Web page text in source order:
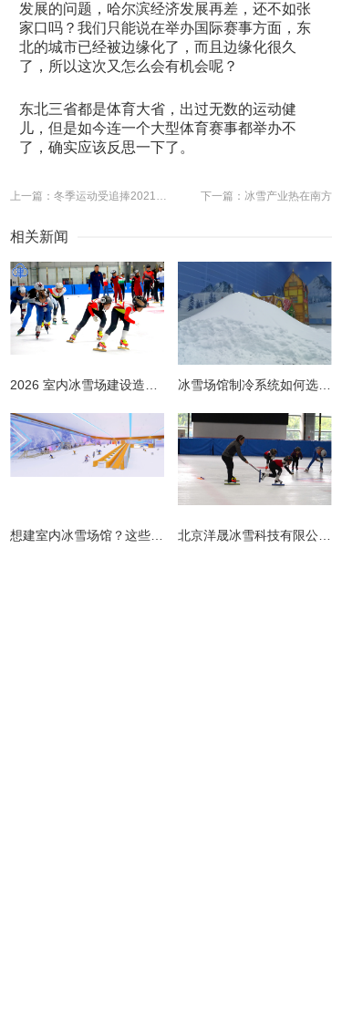
发展的问题，哈尔滨经济发展再差，还不如张
家口吗？我们只能说在举办国际赛事方面，东
北的城市已经被边缘化了，而且边缘化很久
了，所以这次又怎么会有机会呢？
东北三省都是体育大省，出过无数的运动健
儿，但是如今连一个大型体育赛事都举办不
了，确实应该反思一下了。
上一篇：冬季运动受追捧2021京交会力促冰雪项目普及 下一篇：冰雪产业热在南方
相关新闻
冰雪场馆制冷系统如何选择更节能？从设计到运维的全链路节能指南
北京洋晟冰雪科技有限公司扎根首都北京，是国内领先的室内冰雪场馆建设一站式服务商。